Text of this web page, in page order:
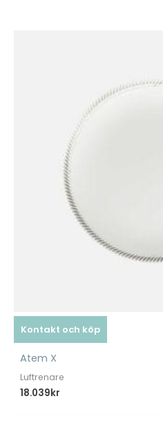
Kontakt och köp
Atem X
Luftrenare
18.039kr